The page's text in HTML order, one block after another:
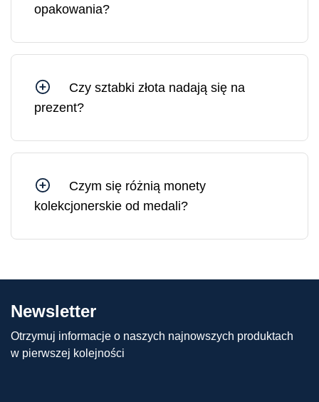
opakowania?
w takim przypadku opakowanie ochronne i
uszkodzonym opakowaniu sprzedawane jest po
cenie o 10–30% niższej niż złoto w
nieuszkodzonym, oryginalnym opakowaniu.
Czy sztabki złota nadają się na
prezent?
stanowią solidne i płynne aktywa, których wartość
Czym się różnią monety
kolekcjonerskie od medali?
medalami polega na tym, że moneta
ściśle określonego nakładu, a zatem mogą być
Newsletter
Otrzymuj informacje o naszych najnowszych produktach
w pierwszej kolejności